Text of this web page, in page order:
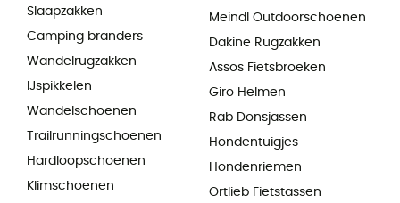
Slaapzakken
Camping branders
Wandelrugzakken
IJspikkelen
Wandelschoenen
Trailrunningschoenen
Hardloopschoenen
Klimschoenen
Meindl Outdoorschoenen
Dakine Rugzakken
Assos Fietsbroeken
Giro Helmen
Rab Donsjassen
Hondentuigjes
Hondenriemen
Ortlieb Fietstassen